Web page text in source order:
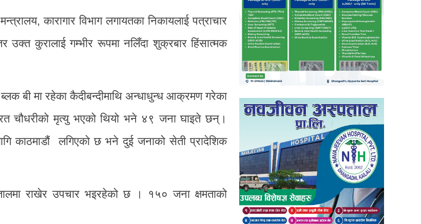
कारागार विभाग लगायतका निकायलाई पत्राचार
उक्त कुरालाई गम्भीर रूपमा नलिँदा शुक्रबार हिंसात्मक
बी मा रहेका कैदीबन्दीमाथि अन्धाधुन्ध आक्रमण गरेका
चौधरीको मृत्यु भएको थियो भने ४९ जना घाइते छन्।
काठमाडौं लगिएको छ भने दुई जनाको सेती प्रादेशिक
राखेर उपचार भइरहेको छ । १५० जना क्षमताको